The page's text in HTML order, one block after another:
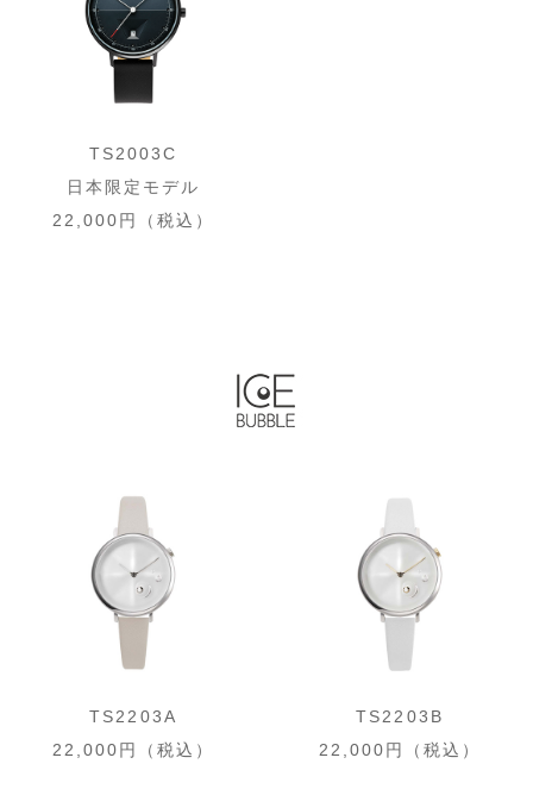
TS2003C
日本限定モデル
22,000円（税込）
TS2203A
22,000円（税込）
TS2203B
22,000円（税込）